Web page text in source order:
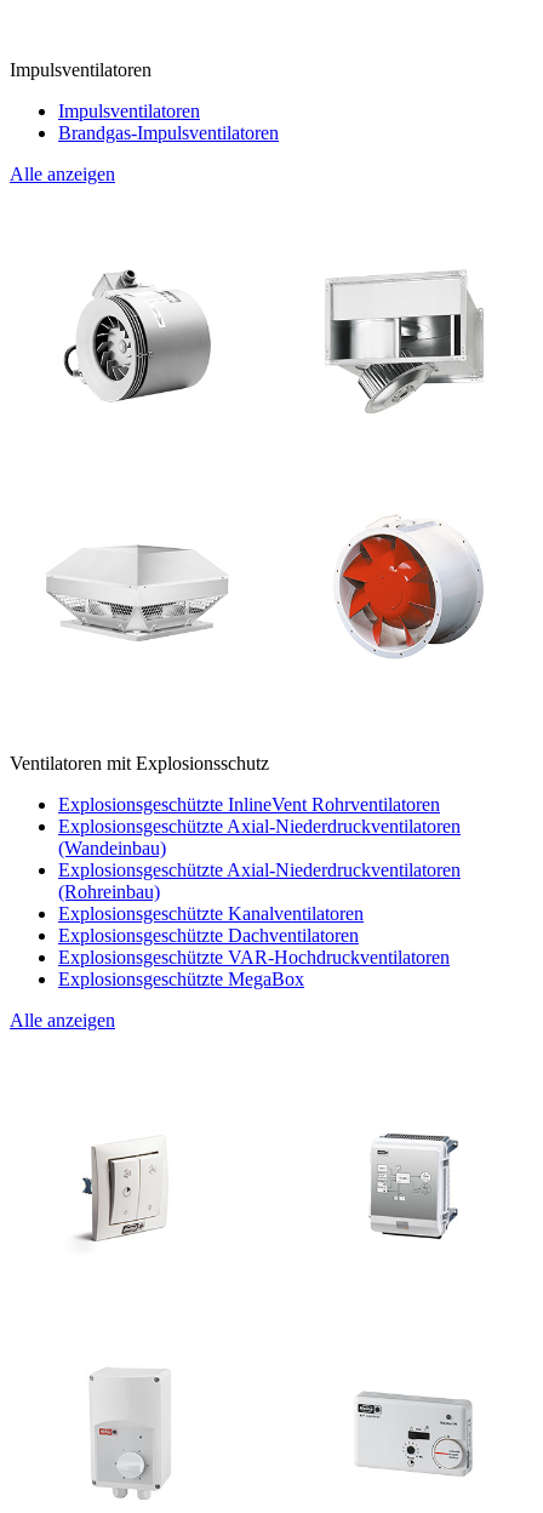
Impulsventilatoren
Impulsventilatoren
Brandgas-Impulsventilatoren
Alle anzeigen
Ventilatoren mit Explosionsschutz
Explosionsgeschützte InlineVent Rohrventilatoren
Explosionsgeschützte Axial-Niederdruckventilatoren
(Wandeinbau)
Explosionsgeschützte Axial-Niederdruckventilatoren
(Rohreinbau)
Explosionsgeschützte Kanalventilatoren
Explosionsgeschützte Dachventilatoren
Explosionsgeschützte VAR-Hochdruckventilatoren
Explosionsgeschützte MegaBox
Alle anzeigen